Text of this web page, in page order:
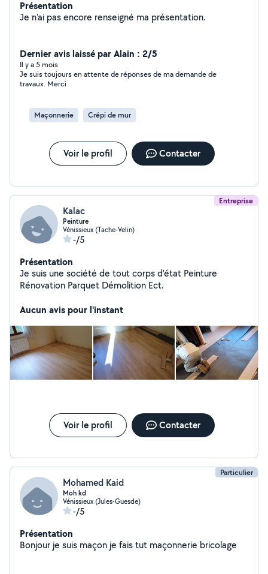
Présentation
Je n'ai pas encore renseigné ma présentation.
Dernier avis laissé par Alain : 2/5
Il y a 5 mois
Je suis toujours en attente de réponses de ma demande de
travaux. Merci
Maçonnerie Crépi de mur
Voir le profil Contacter
Entreprise
Kalac
Peinture
Vénissieux (Tache-Velin)
-/5
Présentation
Je suis une société de tout corps d'état Peinture
Rénovation Parquet Démolition Ect.
Aucun avis pour l'instant
Voir le profil Contacter
Particulier
Mohamed Kaid
Moh kd
Vénissieux (Jules-Guesde)
-/5
Présentation
Bonjour je suis maçon je fais tut maçonnerie bricolage